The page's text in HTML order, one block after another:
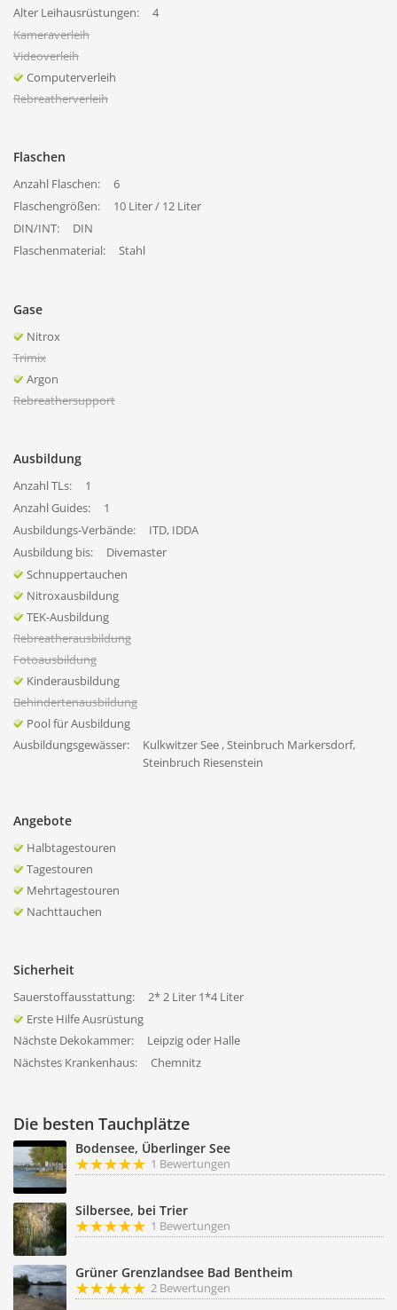
Alter Leihausrüstungen:
4
Kameraverleih
Videoverleih
Computerverleih
Rebreatherverleih
Flaschen
Anzahl Flaschen:
6
Flaschengrößen:
10 Liter / 12 Liter
DIN/INT:
DIN
Flaschenmaterial:
Stahl
Gase
Nitrox
Trimix
Argon
Rebreathersupport
Ausbildung
Anzahl TLs:
1
Anzahl Guides:
1
Ausbildungs-Verbände:
ITD, IDDA
Ausbildung bis:
Divemaster
Schnuppertauchen
Nitroxausbildung
TEK-Ausbildung
Rebreatherausbildung
Fotoausbildung
Kinderausbildung
Behindertenausbildung
Pool für Ausbildung
Ausbildungsgewässer:
Kulkwitzer See , Steinbruch Markersdorf,
Steinbruch Riesenstein
Angebote
Halbtagestouren
Tagestouren
Mehrtagestouren
Nachttauchen
Sicherheit
Sauerstoffausstattung:
2* 2 Liter 1*4 Liter
Erste Hilfe Ausrüstung
Nächste Dekokammer:
Leipzig oder Halle
Nächstes Krankenhaus:
Chemnitz
Die besten Tauchplätze
Bodensee, Überlinger See
1 Bewertungen
Silbersee, bei Trier
1 Bewertungen
Grüner Grenzlandsee Bad Bentheim
2 Bewertungen